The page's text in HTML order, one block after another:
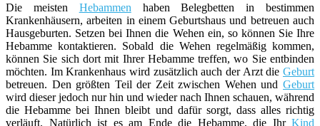
Die meisten Hebammen haben Belegbetten in bestimmen
Krankenhäusern, arbeiten in einem Geburtshaus und betreuen auch
Hausgeburten. Setzen bei Ihnen die Wehen ein, so können Sie Ihre
Hebamme kontaktieren. Sobald die Wehen regelmäßig kommen,
können Sie sich dort mit Ihrer Hebamme treffen, wo Sie entbinden
möchten. Im Krankenhaus wird zusätzlich auch der Arzt die Geburt
betreuen. Den größten Teil der Zeit zwischen Wehen und Geburt
wird dieser jedoch nur hin und wieder nach Ihnen schauen, während
die Hebamme bei Ihnen bleibt und dafür sorgt, dass alles richtig
verläuft. Natürlich ist es am Ende die Hebamme, die Ihr Kind